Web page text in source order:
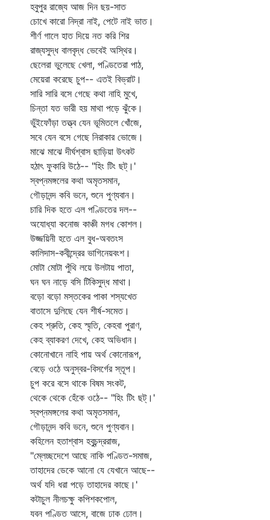
হবুপুর রাজ্যে আজ দিন ছয়-সাত
চোখে কারো নিদ্রা নাই, পেটে নাই ভাত।
শীর্ণ গালে হাত দিয়ে নত করি শির
রাজ্যসুদ্ধ বালবৃদ্ধ ভেবেই অস্থির।
ছেলেরা ভুলেছে খেলা, পণ্ডিতেরা পাঠ,
মেয়েরা করেছে চুপ-- এতই বিভ্রাট।
সারি সারি বসে গেছে কথা নাহি মুখে,
চিন্তা যত ভারী হয় মাথা পড়ে ঝুঁকে।
ভুঁইফোঁড়া তত্ত্ব যেন ভূমিতলে খোঁজে,
সবে যেন বসে গেছে নিরাকার ভোজে।
মাঝে মাঝে দীর্ঘশ্বাস ছাড়িয়া উৎকট
হঠাৎ ফুকারি উঠে-- "হিং টিং ছট্‌।'
স্বপ্নমঙ্গলের কথা অমৃতসমান,
গৌড়ানন্দ কবি ভনে, শুনে পুণ্যবান।
চারি দিক হতে এল পণ্ডিতের দল--
অযোধ্যা কনোজ কাঞ্চী মগধ কোশল।
উজ্জয়িনী হতে এল বুধ-অবতংস
কালিদাস-কবীন্দ্রের ভাগিনেয়বংশ।
মোটা মোটা পুঁথি লয়ে উলটায় পাতা,
ঘন ঘন নাড়ে বসি টিকিসুদ্ধ মাথা।
বড়ো বড়ো মস্তকের পাকা শস্যখেত
বাতাসে দুলিছে যেন শীর্ষ-সমেত।
কেহ শ্রুতি, কেহ স্মৃতি, কেহবা পুরাণ,
কেহ ব্যাকরণ দেখে, কেহ অভিধান।
কোনোখানে নাহি পায় অর্থ কোনোরূপ,
বেড়ে ওঠে অনুস্বর-বিসর্গের স্তূপ।
চুপ করে বসে থাকে বিষম সংকট,
থেকে থেকে হেঁকে ওঠে-- "হিং টিং ছট্‌।'
স্বপ্নমঙ্গলের কথা অমৃতসমান,
গৌড়ানন্দ কবি ভনে, শুনে পুণ্যবান।
কহিলেন হতাশ্বাস হবুচন্দ্ররাজ,
"ম্লেচ্ছদেশে আছে নাকি পণ্ডিত-সমাজ,
তাহাদের ডেকে আনো যে যেখানে আছে--
অর্থ যদি ধরা পড়ে তাহাদের কাছে।'
কটাচুল নীলচক্ষু কপিশকপোল,
যবন পণ্ডিত আসে, বাজে ঢাক ঢোল।